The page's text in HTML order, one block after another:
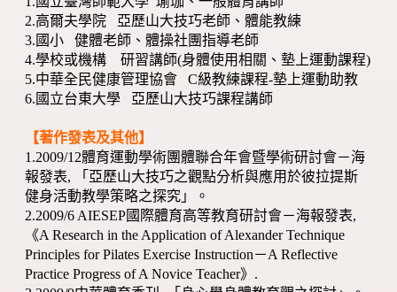
2.高爾夫學院 亞歷山大技巧老師、體能教練
3.國小 健體老師、體操社團指導老師
4.學校或機構 研習講師(身體使用相關、墊上運動課程)
5.中華全民健康管理協會 C級教練課程-墊上運動助教
6.國立台東大學 亞歷山大技巧課程講師
【著作發表及其他】
1.2009/12體育運動學術團體聯合年會暨學術研討會－海
報發表, 「亞歷山大技巧之觀點分析與應用於彼拉提斯
健身活動教學策略之探究」。
2.2009/6 AIESEP國際體育高等教育研討會－海報發表,
《A Research in the Application of Alexander Technique
Principles for Pilates Exercise Instruction－A Reflective
Practice Progress of A Novice Teacher》.